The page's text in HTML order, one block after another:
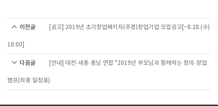
이전글 [공고] 2019년 초기창업패키지(추경)창업기업 모집공고[~8.28.(수)
18:00]
다음글 [안내] 대전·세종·충남 연합 "2019년 부모님과 함께하는 창의·창업
캠프(최종 일정표)